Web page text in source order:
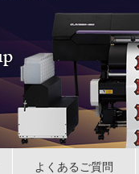
よくあるご質問